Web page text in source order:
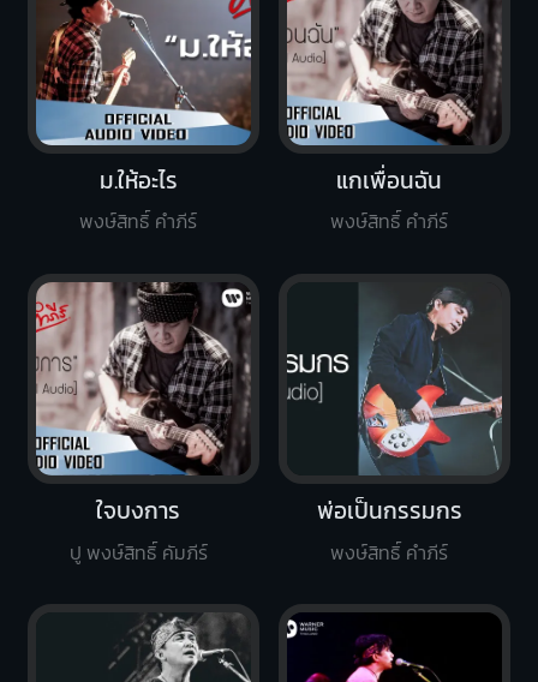
ม.ให้อะไร
พงษ์สิทธิ์ คำภีร์
แกเพื่อนฉัน
พงษ์สิทธิ์ คำภีร์
ใจบงการ
ปู พงษ์สิทธิ์ คัมภีร์
พ่อเป็นกรรมกร
พงษ์สิทธิ์ คำภีร์